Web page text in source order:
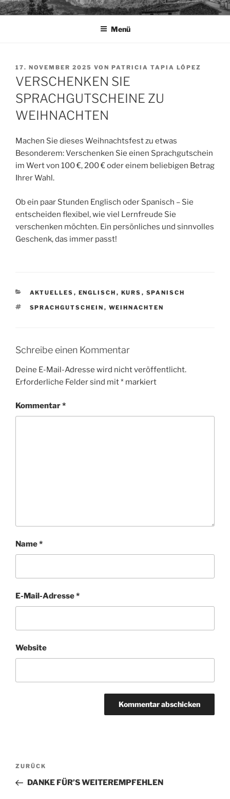
Zum
InhaltTAPIA.DE
Sprachen für das Leben
Menü
VERÖFFENTLICHT
AM
17. NOVEMBER 2025 VON PATRICIA TAPIA LÓPEZ
VERSCHENKEN SIE
SPRACHGUTSCHEINE ZU
WEIHNACHTEN
Machen Sie dieses Weihnachtsfest zu etwas
Besonderem: Verschenken Sie einen Sprachgutschein
im Wert von 100 €, 200 € oder einem beliebigen Betrag
Ihrer Wahl.
Ob ein paar Stunden Englisch oder Spanisch – Sie
entscheiden flexibel, wie viel Lernfreude Sie
verschenken möchten. Ein persönliches und sinnvolles
Geschenk, das immer passt!
KATEGORIEN
AKTUELLES , ENGLISCH , KURS , SPANISCH
SCHLAGWÖRTER
SPRACHGUTSCHEIN , WEIHNACHTEN
Schreibe einen Kommentar
Deine E-Mail-Adresse wird nicht veröffentlicht.
Erforderliche Felder sind mit* markiert
Kommentar*
Name*
E-Mail-Adresse*
Website
Beitragsnavigation
Vorheriger
Beitrag
ZURÜCK
DANKE FÜR’S WEITEREMPFEHLEN